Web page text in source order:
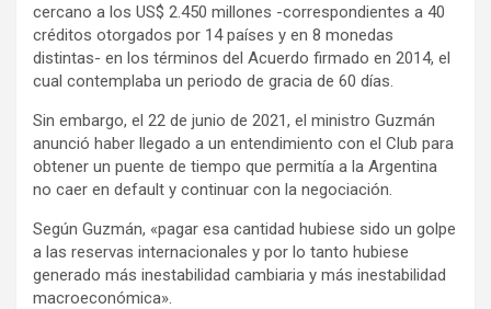
cercano a los US$ 2.450 millones -correspondientes a 40
créditos otorgados por 14 países y en 8 monedas
distintas- en los términos del Acuerdo firmado en 2014, el
cual contemplaba un periodo de gracia de 60 días.
Sin embargo, el 22 de junio de 2021, el ministro Guzmán
anunció haber llegado a un entendimiento con el Club para
obtener un puente de tiempo que permitía a la Argentina
no caer en default y continuar con la negociación.
Según Guzmán, «pagar esa cantidad hubiese sido un golpe
a las reservas internacionales y por lo tanto hubiese
generado más inestabilidad cambiaria y más inestabilidad
macroeconómica».